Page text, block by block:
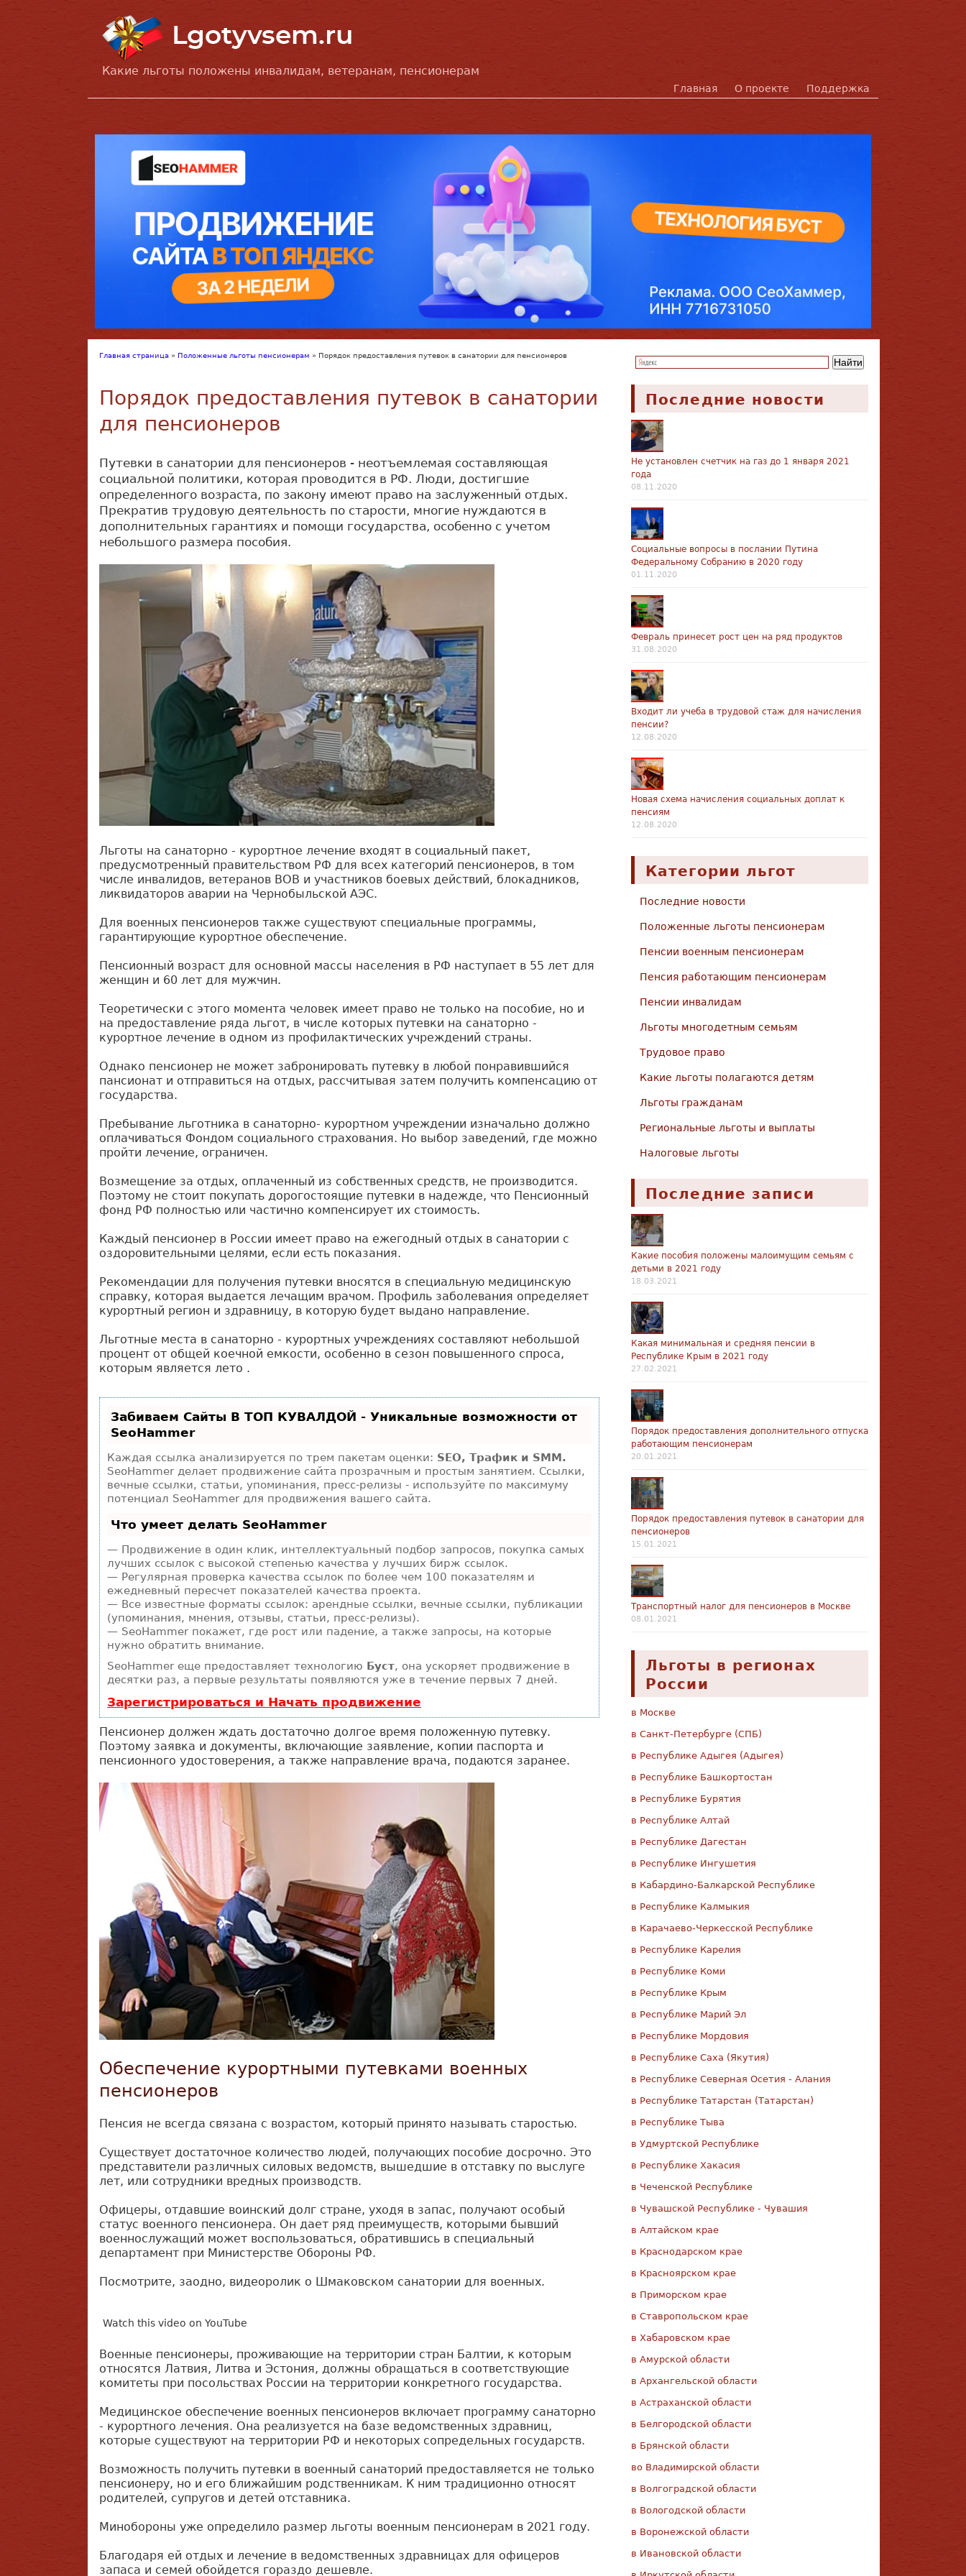
Какие льготы положены инвалидам, ветеранам, пенсионерам
Главная О проекте Поддержка
Главная страница » Положенные льготы пенсионерам » Порядок предоставления путевок в санатории для пенсионеров
Порядок предоставления путевок в санатории
для пенсионеров
Путевки в санатории для пенсионеров - неотъемлемая составляющая
социальной политики, которая проводится в РФ. Люди, достигшие
определенного возраста, по закону имеют право на заслуженный отдых.
Прекратив трудовую деятельность по старости, многие нуждаются в
дополнительных гарантиях и помощи государства, особенно с учетом
небольшого размера пособия.
Льготы на санаторно - курортное лечение входят в социальный пакет,
предусмотренный правительством РФ для всех категорий пенсионеров, в том
числе инвалидов, ветеранов ВОВ и участников боевых действий, блокадников,
ликвидаторов аварии на Чернобыльской АЭС.
Для военных пенсионеров также существуют специальные программы,
гарантирующие курортное обеспечение.
Пенсионный возраст для основной массы населения в РФ наступает в 55 лет для
женщин и 60 лет для мужчин.
Теоретически с этого момента человек имеет право не только на пособие, но и
на предоставление ряда льгот, в числе которых путевки на санаторно -
курортное лечение в одном из профилактических учреждений страны.
Однако пенсионер не может забронировать путевку в любой понравившийся
пансионат и отправиться на отдых, рассчитывая затем получить компенсацию от
государства.
Пребывание льготника в санаторно- курортном учреждении изначально должно
оплачиваться Фондом социального страхования. Но выбор заведений, где можно
пройти лечение, ограничен.
Возмещение за отдых, оплаченный из собственных средств, не производится.
Поэтому не стоит покупать дорогостоящие путевки в надежде, что Пенсионный
фонд РФ полностью или частично компенсирует их стоимость.
Каждый пенсионер в России имеет право на ежегодный отдых в санатории с
оздоровительными целями, если есть показания.
Рекомендации для получения путевки вносятся в специальную медицинскую
справку, которая выдается лечащим врачом. Профиль заболевания определяет
курортный регион и здравницу, в которую будет выдано направление.
Льготные места в санаторно - курортных учреждениях составляют небольшой
процент от общей коечной емкости, особенно в сезон повышенного спроса,
которым является лето .
Забиваем Сайты В ТОП КУВАЛДОЙ - Уникальные возможности от
SeoHammer
Каждая ссылка анализируется по трем пакетам оценки: SEO, Трафик и SMM.
SeoHammer делает продвижение сайта прозрачным и простым занятием. Ссылки,
вечные ссылки, статьи, упоминания, пресс-релизы - используйте по максимуму
потенциал SeoHammer для продвижения вашего сайта.
Что умеет делать SeoHammer
— Продвижение в один клик, интеллектуальный подбор запросов, покупка самых
лучших ссылок с высокой степенью качества у лучших бирж ссылок.
— Регулярная проверка качества ссылок по более чем 100 показателям и
ежедневный пересчет показателей качества проекта.
— Все известные форматы ссылок: арендные ссылки, вечные ссылки, публикации
(упоминания, мнения, отзывы, статьи, пресс-релизы).
— SeoHammer покажет, где рост или падение, а также запросы, на которые
нужно обратить внимание.
SeoHammer еще предоставляет технологию Буст, она ускоряет продвижение в
десятки раз, а первые результаты появляются уже в течение первых 7 дней.
Зарегистрироваться и Начать продвижение
Пенсионер должен ждать достаточно долгое время положенную путевку.
Поэтому заявка и документы, включающие заявление, копии паспорта и
пенсионного удостоверения, а также направление врача, подаются заранее.
Обеспечение курортными путевками военных
пенсионеров
Пенсия не всегда связана с возрастом, который принято называть старостью.
Существует достаточное количество людей, получающих пособие досрочно. Это
представители различных силовых ведомств, вышедшие в отставку по выслуге
лет, или сотрудники вредных производств.
Офицеры, отдавшие воинский долг стране, уходя в запас, получают особый
статус военного пенсионера. Он дает ряд преимуществ, которыми бывший
военнослужащий может воспользоваться, обратившись в специальный
департамент при Министерстве Обороны РФ.
Посмотрите, заодно, видеоролик о Шмаковском санатории для военных.
Watch this video on YouTube
Военные пенсионеры, проживающие на территории стран Балтии, к которым
относятся Латвия, Литва и Эстония, должны обращаться в соответствующие
комитеты при посольствах России на территории конкретного государства.
Медицинское обеспечение военных пенсионеров включает программу санаторно
- курортного лечения. Она реализуется на базе ведомственных здравниц,
которые существуют на территории РФ и некоторых сопредельных государств.
Возможность получить путевки в военный санаторий предоставляется не только
пенсионеру, но и его ближайшим родственникам. К ним традиционно относят
родителей, супругов и детей отставника.
Минобороны уже определило размер льготы военным пенсионерам в 2021 году.
Благодаря ей отдых и лечение в ведомственных здравницах для офицеров
запаса и семей обойдется гораздо дешевле.
Последние новости
Не установлен счетчик на газ до 1 января 2021
года
08.11.2020
Социальные вопросы в послании Путина
Федеральному Собранию в 2020 году
01.11.2020
Февраль принесет рост цен на ряд продуктов
31.08.2020
Входит ли учеба в трудовой стаж для начисления
пенсии?
12.08.2020
Новая схема начисления социальных доплат к
пенсиям
12.08.2020
Категории льгот
Последние новости
Положенные льготы пенсионерам
Пенсии военным пенсионерам
Пенсия работающим пенсионерам
Пенсии инвалидам
Льготы многодетным семьям
Трудовое право
Какие льготы полагаются детям
Льготы гражданам
Региональные льготы и выплаты
Налоговые льготы
Последние записи
Какие пособия положены малоимущим семьям с
детьми в 2021 году
18.03.2021
Какая минимальная и средняя пенсии в
Республике Крым в 2021 году
27.02.2021
Порядок предоставления дополнительного отпуска
работающим пенсионерам
20.01.2021
Порядок предоставления путевок в санатории для
пенсионеров
15.01.2021
Транспортный налог для пенсионеров в Москве
08.01.2021
Льготы в регионах
России
в Москве
в Санкт-Петербурге (СПБ)
в Республике Адыгея (Адыгея)
в Республике Башкортостан
в Республике Бурятия
в Республике Алтай
в Республике Дагестан
в Республике Ингушетия
в Кабардино-Балкарской Республике
в Республике Калмыкия
в Карачаево-Черкесской Республике
в Республике Карелия
в Республике Коми
в Республике Крым
в Республике Марий Эл
в Республике Мордовия
в Республике Саха (Якутия)
в Республике Северная Осетия - Алания
в Республике Татарстан (Татарстан)
в Республике Тыва
в Удмуртской Республике
в Республике Хакасия
в Чеченской Республике
в Чувашской Республике - Чувашия
в Алтайском крае
в Краснодарском крае
в Красноярском крае
в Приморском крае
в Ставропольском крае
в Хабаровском крае
в Амурской области
в Архангельской области
в Астраханской области
в Белгородской области
в Брянской области
во Владимирской области
в Волгоградской области
в Вологодской области
в Воронежской области
в Ивановской области